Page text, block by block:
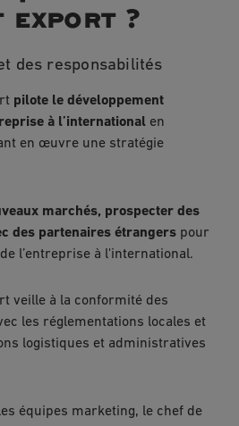
export ?
des responsabilités
pilote le développement
à l’international en
en œuvre une stratégie
marchés, prospecter des
des partenaires étrangers pour
l’entreprise à l'international.
veille à la conformité des
les réglementations locales et
logistiques et administratives
équipes marketing, le chef de